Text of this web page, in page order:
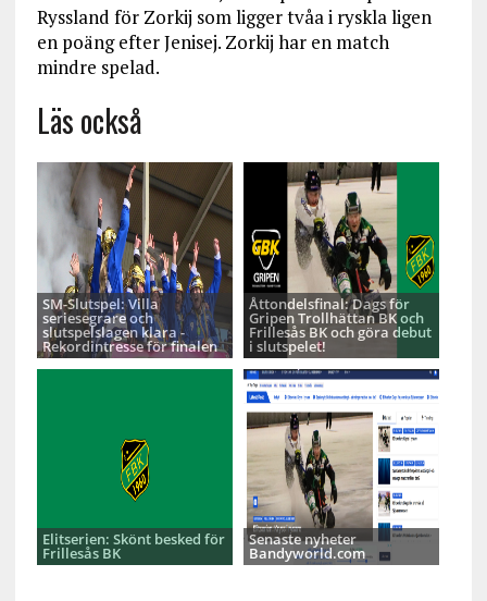
Ryssland för Zorkij som ligger tvåa i ryskla ligen
en poäng efter Jenisej. Zorkij har en match
mindre spelad.
Läs också
SM-Slutspel: Villa
seriesegrare och
slutspelslagen klara -
Rekordintresse för finalen
Åttondelsfinal: Dags för
Gripen Trollhättan BK och
Frillesås BK och göra debut
i slutspelet!
Elitserien: Skönt besked för
Frillesås BK
Senaste nyheter
Bandyworld.com